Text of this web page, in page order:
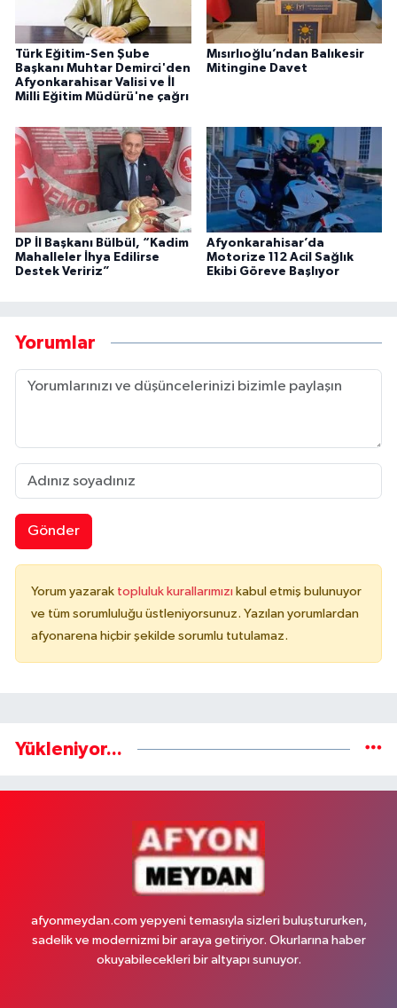
Türk Eğitim-Sen Şube
Başkanı Muhtar Demirci'den
Afyonkarahisar Valisi ve İl
Milli Eğitim Müdürü'ne çağrı
Mısırlıoğlu’ndan Balıkesir
Mitingine Davet
DP İl Başkanı Bülbül, “Kadim
Mahalleler İhya Edilirse
Destek Veririz”
Afyonkarahisar’da
Motorize 112 Acil Sağlık
Ekibi Göreve Başlıyor
Yorumlar
Gönder
Yorum yazarak topluluk kurallarımızı kabul etmiş bulunuyor
ve tüm sorumluluğu üstleniyorsunuz. Yazılan yorumlardan
afyonarena hiçbir şekilde sorumlu tutulamaz.
Yükleniyor...
afyonmeydan.com yepyeni temasıyla sizleri buluştururken,
sadelik ve modernizmi bir araya getiriyor. Okurlarına haber
okuyabilecekleri bir altyapı sunuyor.